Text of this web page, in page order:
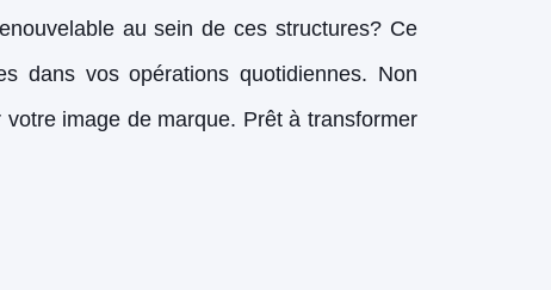
au sein de ces structures? Ce
dans vos opérations quotidiennes. Non
image de marque. Prêt à transformer